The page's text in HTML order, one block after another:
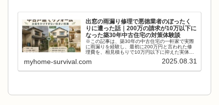
出窓の雨漏り修理で悪徳業者のぼったく
りに遭った話｜200万の請求が10万以下に
なった築30年中古住宅の対策体験談
※この記事は、築30年の中古住宅の一軒家で実際
に雨漏りを経験し、最初に200万円と言われた修
理費を、相見積もりで10万円以下に抑えた実体験
て深くは述べませんが、少しの手間を惜しまない
myhome-survival.com 2025.08.31